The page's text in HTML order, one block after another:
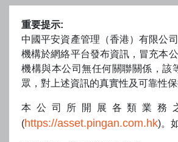
與相關資產有關支付責任的風險
波動性及流動性風險：新興市場
性。於該等市場買賣的證券價格
產生重大交易成本。
銀行存款有關的風險
銀行存款涉及相關金融機構的信
重要提示:
中國平安資產管理（香港）有限公司
機構於網絡平台發布資訊，冒充本
機構與本公司無任何關聯關係，該
眾，對上述資訊的真實性及可靠性保
本公司所開展各類業務
(https://asset.pingan.com.hk)。